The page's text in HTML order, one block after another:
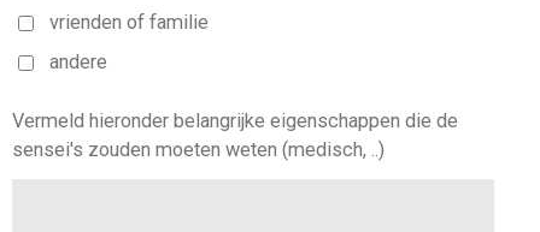
vrienden of familie
andere
Vermeld hieronder belangrijke eigenschappen die de
sensei's zouden moeten weten (medisch, ..)